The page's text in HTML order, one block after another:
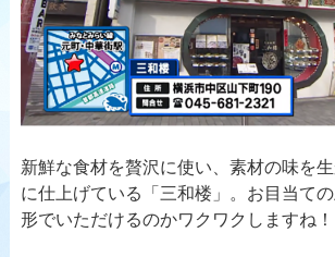
新鮮な食材を贅沢に使い、素材の味を
に仕上げている「三和楼」。お目当て
形でいただけるのかワクワクしますね！